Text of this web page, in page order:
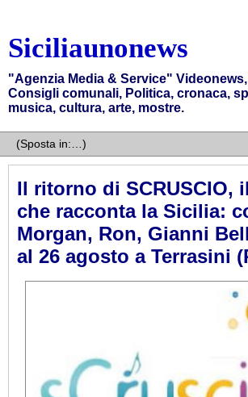
Siciliaunonews
"Agenzia Media & Service"
Consigli comunali, Politica, cronaca,
musica, cultura, arte, mostre.
Il ritorno di SCRUSCIO,
che racconta la Sicilia:
Morgan, Ron, Gianni
al 26 agosto a Terrasini